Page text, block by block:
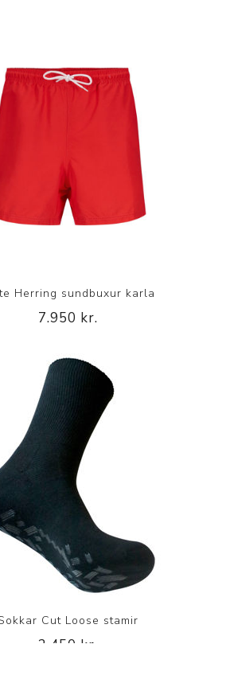
Herring sundbuxur karla
7.950 kr.
Cut Loose stamir
2.450 kr.